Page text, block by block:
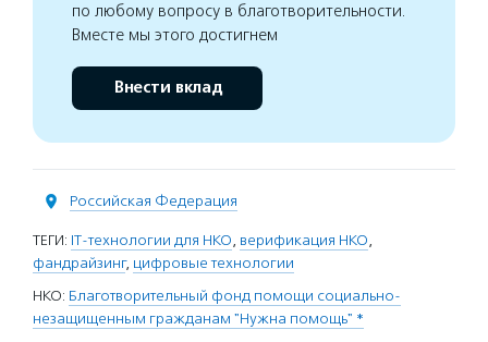
по любому вопросу в благотворительности.
Вместе мы этого достигнем
Внести вклад
Российская Федерация
ТЕГИ: IT-технологии для НКО, верификация НКО,
фандрайзинг, цифровые технологии
НКО: Благотворительный фонд помощи социально-
незащищенным гражданам "Нужна помощь" *